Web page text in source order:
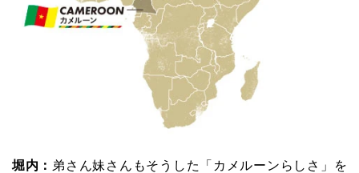
堀内： 弟さん妹さんもそうした「カメルーンらしさ」を